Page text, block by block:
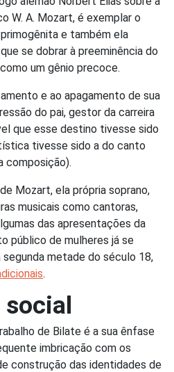
W. A. Mozart, é exemplar o
e também ela
se dobrar à preeminência do
um gênio precoce.
e ao apagamento de sua
do pai, gestor da carreira
que esse destino tivesse sido
tivesse sido a do canto
composição).
Mozart, ela própria soprano,
musicais como cantoras,
das apresentações da
público de mulheres já se
segunda metade do século 18,
.
social
de Bilate é a sua ênfase
imbricação com os
construção das identidades de